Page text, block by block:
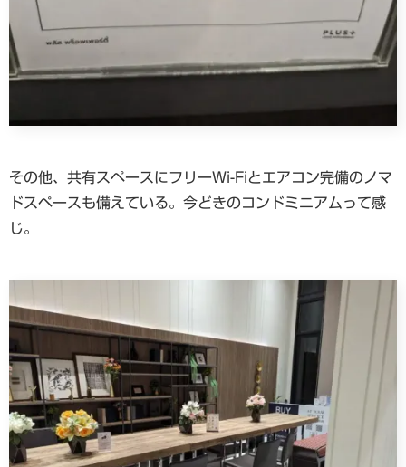
その他、共有スペースにフリーWi-Fiとエアコン完備のノマ
ドスペースも備えている。今どきのコンドミニアムって感
じ。